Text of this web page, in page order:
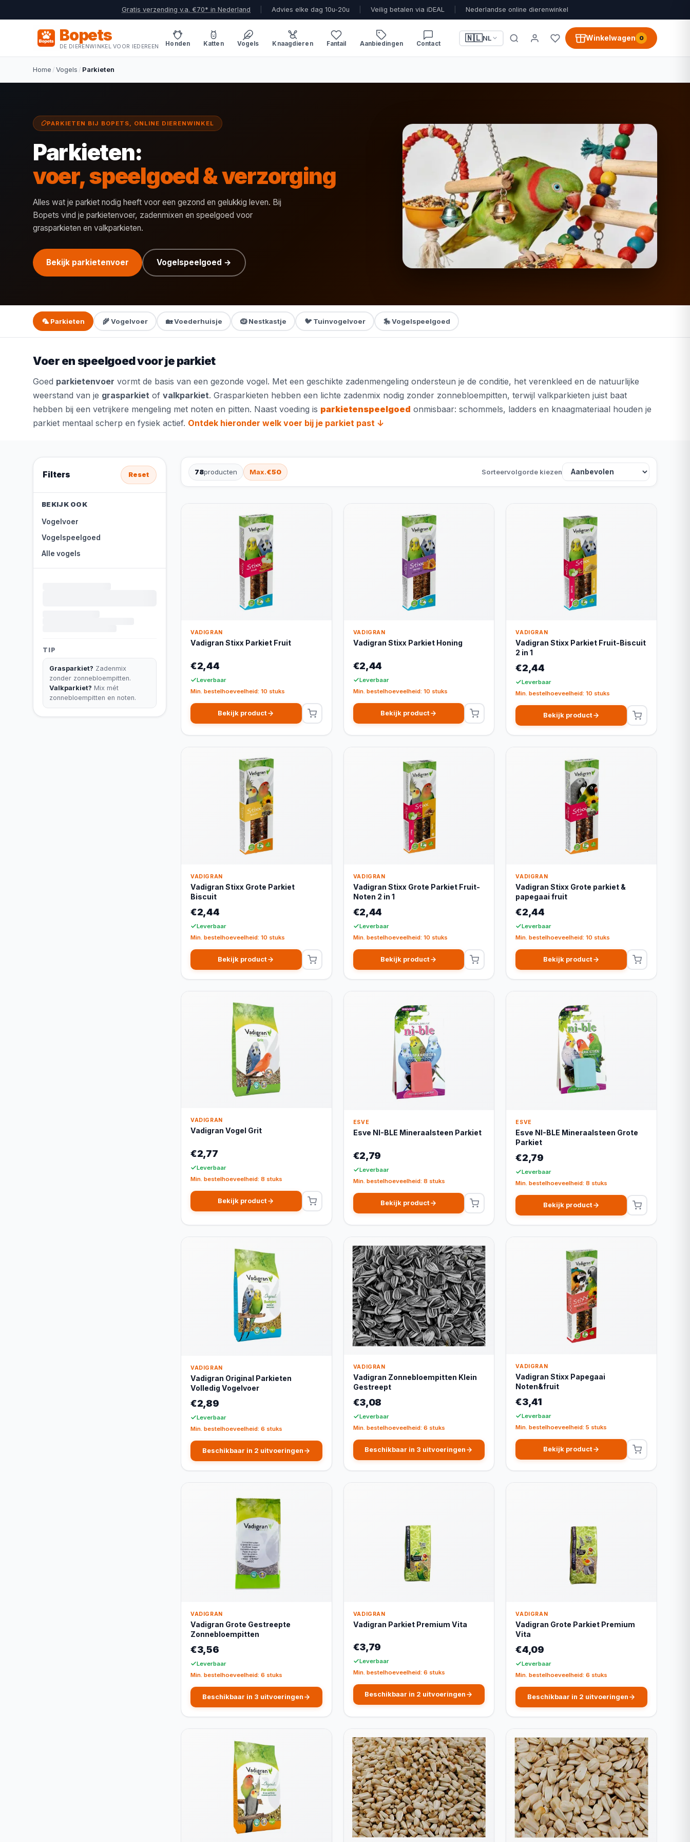
Gratis verzending v.a. €70* in Nederland Advies elke dag 10u-20u Veilig betalen via iDEAL Nederlandse online dierenwinkel
Bopets
DE DIERENWINKEL VOOR IEDEREEN Honden Katten Vogels Knaagdieren Fantail Aanbiedingen Contact
🇳🇱NL Winkelwagen 0
Home /Vogels / Parkieten
PARKIETEN BIJ BOPETS, ONLINE DIERENWINKEL
Parkieten:
voer, speelgoed & verzorging
Alles wat je parkiet nodig heeft voor een gezond en gelukkig leven. Bij
Bopets vind je parkietenvoer, zadenmixen en speelgoed voor
grasparkieten en valkparkieten.
Bekijk parkietenvoer Vogelspeelgoed →
🦜 Parkieten 🌾 Vogelvoer 🏡 Voederhuisje 🪹 Nestkastje 🐦 Tuinvogelvoer 🎠 Vogelspeelgoed
Voer en speelgoed voor je parkiet
Goed parkietenvoer vormt de basis van een gezonde vogel. Met een geschikte zadenmengeling ondersteun je de conditie, het verenkleed en de natuurlijke
weerstand van je grasparkiet of valkparkiet. Grasparkieten hebben een lichte zadenmix nodig zonder zonnebloempitten, terwijl valkparkieten juist baat
hebben bij een vetrijkere mengeling met noten en pitten. Naast voeding is parkietenspeelgoed onmisbaar: schommels, ladders en knaagmateriaal houden je
parkiet mentaal scherp en fysiek actief. Ontdek hieronder welk voer bij je parkiet past ↓
Filters Reset
BEKIJK OOK
Vogelvoer
Vogelspeelgoed
Alle vogels
TIP
Grasparkiet? Zadenmix
zonder zonnebloempitten.
Valkparkiet? Mix mét
zonnebloempitten en noten.
78producten Max.€50 Sorteervolgorde kiezen
VADIGRAN
Vadigran Stixx Parkiet Fruit
€2,44
Leverbaar
Min. bestelhoeveelheid: 10 stuks
Bekijk product
VADIGRAN
Vadigran Stixx Parkiet Honing
€2,44
Leverbaar
Min. bestelhoeveelheid: 10 stuks
Bekijk product
VADIGRAN
Vadigran Stixx Parkiet Fruit-Biscuit
2 in 1
€2,44
Leverbaar
Min. bestelhoeveelheid: 10 stuks
Bekijk product
VADIGRAN
Vadigran Stixx Grote Parkiet
Biscuit
€2,44
Leverbaar
Min. bestelhoeveelheid: 10 stuks
Bekijk product
VADIGRAN
Vadigran Stixx Grote Parkiet Fruit-
Noten 2 in 1
€2,44
Leverbaar
Min. bestelhoeveelheid: 10 stuks
Bekijk product
VADIGRAN
Vadigran Stixx Grote parkiet &
papegaai fruit
€2,44
Leverbaar
Min. bestelhoeveelheid: 10 stuks
Bekijk product
VADIGRAN
Vadigran Vogel Grit
€2,77
Leverbaar
Min. bestelhoeveelheid: 8 stuks
Bekijk product
ESVE
Esve NI-BLE Mineraalsteen Parkiet
€2,79
Leverbaar
Min. bestelhoeveelheid: 8 stuks
Bekijk product
ESVE
Esve NI-BLE Mineraalsteen Grote
Parkiet
€2,79
Leverbaar
Min. bestelhoeveelheid: 8 stuks
Bekijk product
VADIGRAN
Vadigran Original Parkieten
Volledig Vogelvoer
€2,89
Leverbaar
Min. bestelhoeveelheid: 6 stuks
Beschikbaar in 2 uitvoeringen
VADIGRAN
Vadigran Zonnebloempitten Klein
Gestreept
€3,08
Leverbaar
Min. bestelhoeveelheid: 6 stuks
Beschikbaar in 3 uitvoeringen
VADIGRAN
Vadigran Stixx Papegaai
Noten&fruit
€3,41
Leverbaar
Min. bestelhoeveelheid: 5 stuks
Bekijk product
VADIGRAN
Vadigran Grote Gestreepte
Zonnebloempitten
€3,56
Leverbaar
Min. bestelhoeveelheid: 6 stuks
Beschikbaar in 3 uitvoeringen
VADIGRAN
Vadigran Parkiet Premium Vita
€3,79
Leverbaar
Min. bestelhoeveelheid: 6 stuks
Beschikbaar in 2 uitvoeringen
VADIGRAN
Vadigran Grote Parkiet Premium
Vita
€4,09
Leverbaar
Min. bestelhoeveelheid: 6 stuks
Beschikbaar in 2 uitvoeringen